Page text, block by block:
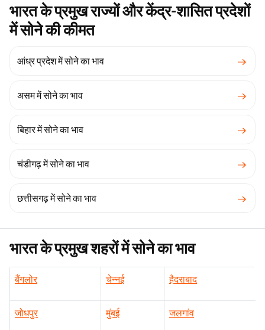
भारत के प्रमुख राज्यों और केंद्र-शासित प्रदेशों
में सोने की कीमत
आंध्र प्रदेश में सोने का भाव
असम में सोने का भाव
बिहार में सोने का भाव
चंडीगढ़ में सोने का भाव
छत्तीसगढ़ में सोने का भाव
भारत के प्रमुख शहरों में सोने का भाव
बैंगलोर चेन्नई हैदराबाद
जोधपुर मुंबई जलगांव